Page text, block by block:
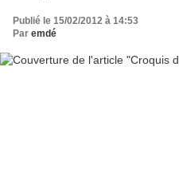
Publié le 15/02/2012 à 14:53
Par emdé